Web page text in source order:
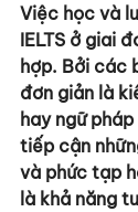
Việc học và
IELTS ở giai
hợp. Bởi các
đơn giản là
hay ngữ
tiếp cận
và phức tạp
là khả năng